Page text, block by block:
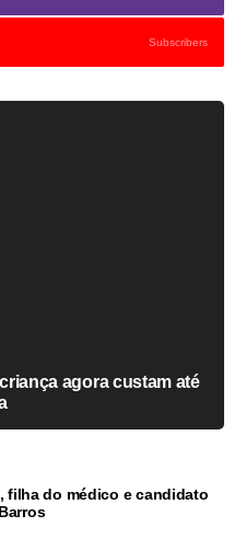
Subscribers
agora custam até
filha do médico e candidato